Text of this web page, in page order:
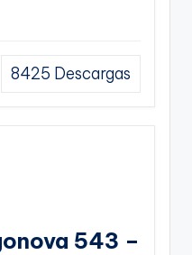
8425 Descargas
543 –